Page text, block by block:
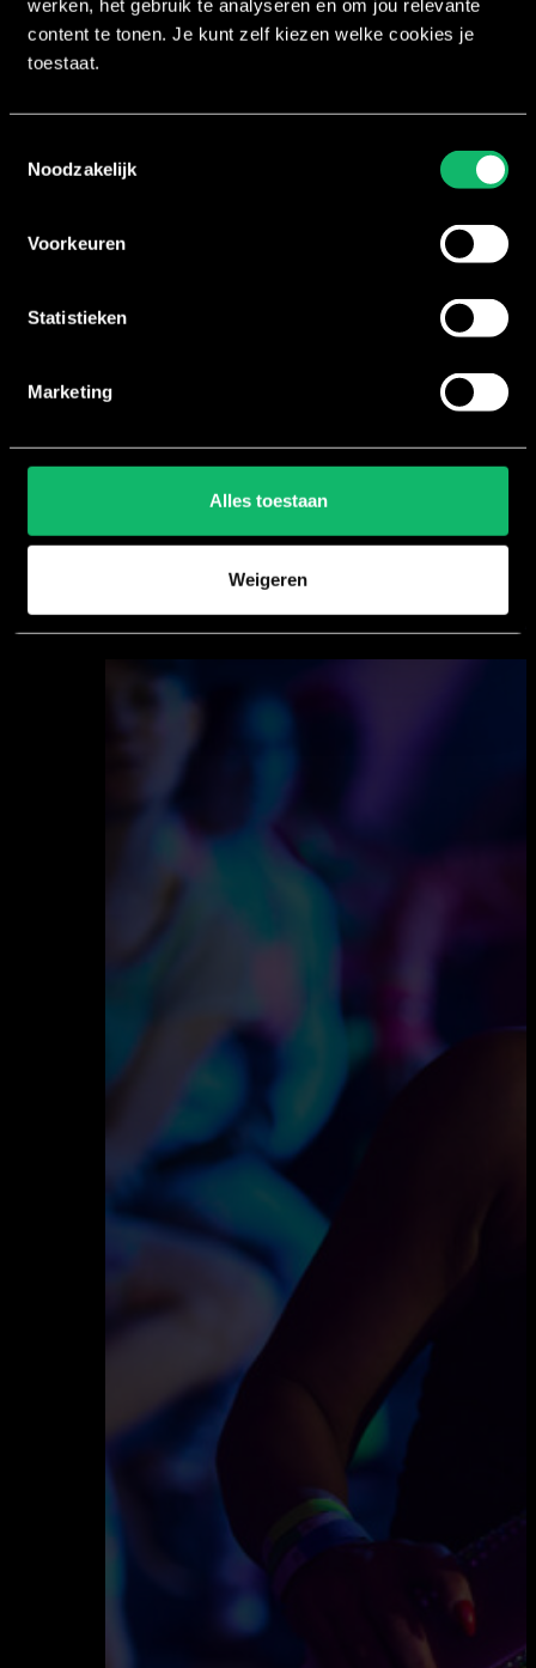
werken, het gebruik te analyseren en om jou relevante
content te tonen. Je kunt zelf kiezen welke cookies je
toestaat.
Noodzakelijk
Voorkeuren
Statistieken
Marketing
Alles toestaan
Weigeren